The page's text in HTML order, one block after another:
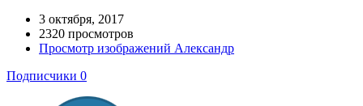
3 октября, 2017
2320 просмотров
Просмотр изображений Александр
Подписчики 0